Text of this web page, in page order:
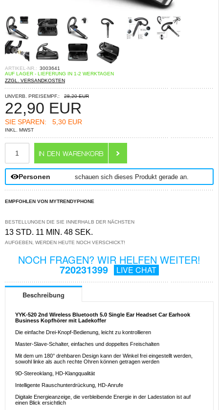
ARTIKEL-NR.: 3003641
AUF LAGER - LIEFERUNG IN 1-2 WERKTAGEN
ZZGL. VERSANDKOSTEN
UNVERB. PREISEMPF.: 28,20 EUR
22,90 EUR
SIE SPAREN: 5,30 EUR
INKL. MWST
Personen schauen sich dieses Produkt gerade an.
EMPFOHLEN VON MYTRENDYPHONE
BESTELLUNGEN DIE SIE INNERHALB DER NÄCHSTEN
13 STD. 11 MIN. 48 SEK.
AUFGEBEN, WERDEN HEUTE NOCH VERSCHICKT!
NOCH FRAGEN? WIR HELFEN WEITER!
720231399 LIVE CHAT
Beschreibung
YYK-520 2nd Wireless Bluetooth 5.0 Single Ear Headset Car Earhook
Business Kopfhörer mit Ladekoffer
Die einfache Drei-Knopf-Bedienung, leicht zu kontrollieren
Master-Slave-Schalter, einfaches und doppeltes Freischalten
Mit dem um 180° drehbaren Design kann der Winkel frei eingestellt werden,
sowohl linke als auch rechte Ohren können getragen werden
9D-Stereoklang, HD-Klangqualität
Intelligente Rauschunterdrückung, HD-Anrufe
Digitale Energieanzeige, die verbleibende Energie in der Ladestation ist auf
einen Blick ersichtlich